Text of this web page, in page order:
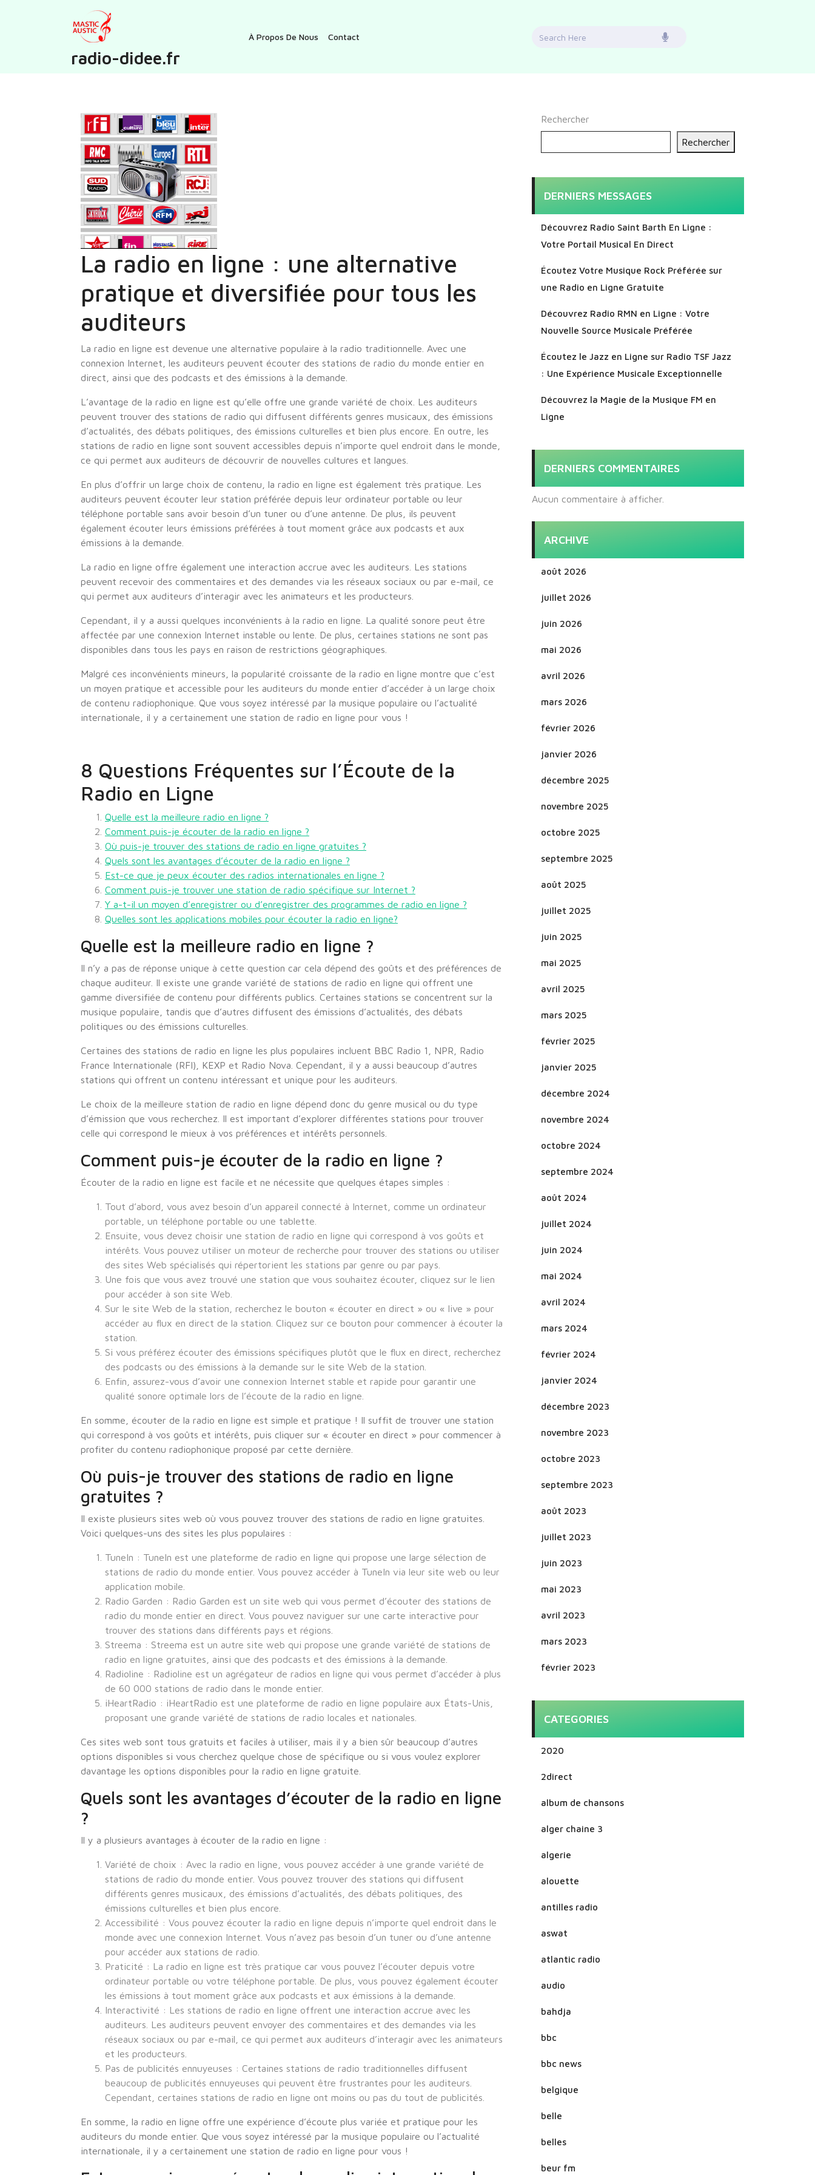
radio-didee.fr
À Propos De Nous Contact
Search
La radio en ligne : une alternative
pratique et diversifiée pour tous les
auditeurs
La radio en ligne est devenue une alternative populaire à la radio traditionnelle. Avec une
connexion Internet, les auditeurs peuvent écouter des stations de radio du monde entier en
direct, ainsi que des podcasts et des émissions à la demande.
L’avantage de la radio en ligne est qu’elle offre une grande variété de choix. Les auditeurs
peuvent trouver des stations de radio qui diffusent différents genres musicaux, des émissions
d’actualités, des débats politiques, des émissions culturelles et bien plus encore. En outre, les
stations de radio en ligne sont souvent accessibles depuis n’importe quel endroit dans le monde,
ce qui permet aux auditeurs de découvrir de nouvelles cultures et langues.
En plus d’offrir un large choix de contenu, la radio en ligne est également très pratique. Les
auditeurs peuvent écouter leur station préférée depuis leur ordinateur portable ou leur
téléphone portable sans avoir besoin d’un tuner ou d’une antenne. De plus, ils peuvent
également écouter leurs émissions préférées à tout moment grâce aux podcasts et aux
émissions à la demande.
La radio en ligne offre également une interaction accrue avec les auditeurs. Les stations
peuvent recevoir des commentaires et des demandes via les réseaux sociaux ou par e-mail, ce
qui permet aux auditeurs d’interagir avec les animateurs et les producteurs.
Cependant, il y a aussi quelques inconvénients à la radio en ligne. La qualité sonore peut être
affectée par une connexion Internet instable ou lente. De plus, certaines stations ne sont pas
disponibles dans tous les pays en raison de restrictions géographiques.
Malgré ces inconvénients mineurs, la popularité croissante de la radio en ligne montre que c’est
un moyen pratique et accessible pour les auditeurs du monde entier d’accéder à un large choix
de contenu radiophonique. Que vous soyez intéressé par la musique populaire ou l’actualité
internationale, il y a certainement une station de radio en ligne pour vous !
8 Questions Fréquentes sur l’Écoute de la
Radio en Ligne
Quelle est la meilleure radio en ligne ?
Comment puis-je écouter de la radio en ligne ?
Où puis-je trouver des stations de radio en ligne gratuites ?
Quels sont les avantages d’écouter de la radio en ligne ?
Est-ce que je peux écouter des radios internationales en ligne ?
Comment puis-je trouver une station de radio spécifique sur Internet ?
Y a-t-il un moyen d’enregistrer ou d’enregistrer des programmes de radio en ligne ?
Quelles sont les applications mobiles pour écouter la radio en ligne?
Quelle est la meilleure radio en ligne ?
Il n’y a pas de réponse unique à cette question car cela dépend des goûts et des préférences de
chaque auditeur. Il existe une grande variété de stations de radio en ligne qui offrent une
gamme diversifiée de contenu pour différents publics. Certaines stations se concentrent sur la
musique populaire, tandis que d’autres diffusent des émissions d’actualités, des débats
politiques ou des émissions culturelles.
Certaines des stations de radio en ligne les plus populaires incluent BBC Radio 1, NPR, Radio
France Internationale (RFI), KEXP et Radio Nova. Cependant, il y a aussi beaucoup d’autres
stations qui offrent un contenu intéressant et unique pour les auditeurs.
Le choix de la meilleure station de radio en ligne dépend donc du genre musical ou du type
d’émission que vous recherchez. Il est important d’explorer différentes stations pour trouver
celle qui correspond le mieux à vos préférences et intérêts personnels.
Comment puis-je écouter de la radio en ligne ?
Écouter de la radio en ligne est facile et ne nécessite que quelques étapes simples :
Tout d’abord, vous avez besoin d’un appareil connecté à Internet, comme un ordinateur
portable, un téléphone portable ou une tablette.
Ensuite, vous devez choisir une station de radio en ligne qui correspond à vos goûts et
intérêts. Vous pouvez utiliser un moteur de recherche pour trouver des stations ou utiliser
des sites Web spécialisés qui répertorient les stations par genre ou par pays.
Une fois que vous avez trouvé une station que vous souhaitez écouter, cliquez sur le lien
pour accéder à son site Web.
Sur le site Web de la station, recherchez le bouton « écouter en direct » ou « live » pour
accéder au flux en direct de la station. Cliquez sur ce bouton pour commencer à écouter la
station.
Si vous préférez écouter des émissions spécifiques plutôt que le flux en direct, recherchez
des podcasts ou des émissions à la demande sur le site Web de la station.
Enfin, assurez-vous d’avoir une connexion Internet stable et rapide pour garantir une
qualité sonore optimale lors de l’écoute de la radio en ligne.
En somme, écouter de la radio en ligne est simple et pratique ! Il suffit de trouver une station
qui correspond à vos goûts et intérêts, puis cliquer sur « écouter en direct » pour commencer à
profiter du contenu radiophonique proposé par cette dernière.
Où puis-je trouver des stations de radio en ligne
gratuites ?
Il existe plusieurs sites web où vous pouvez trouver des stations de radio en ligne gratuites.
Voici quelques-uns des sites les plus populaires :
TuneIn : TuneIn est une plateforme de radio en ligne qui propose une large sélection de
stations de radio du monde entier. Vous pouvez accéder à TuneIn via leur site web ou leur
application mobile.
Radio Garden : Radio Garden est un site web qui vous permet d’écouter des stations de
radio du monde entier en direct. Vous pouvez naviguer sur une carte interactive pour
trouver des stations dans différents pays et régions.
Streema : Streema est un autre site web qui propose une grande variété de stations de
radio en ligne gratuites, ainsi que des podcasts et des émissions à la demande.
Radioline : Radioline est un agrégateur de radios en ligne qui vous permet d’accéder à plus
de 60 000 stations de radio dans le monde entier.
iHeartRadio : iHeartRadio est une plateforme de radio en ligne populaire aux États-Unis,
proposant une grande variété de stations de radio locales et nationales.
Ces sites web sont tous gratuits et faciles à utiliser, mais il y a bien sûr beaucoup d’autres
options disponibles si vous cherchez quelque chose de spécifique ou si vous voulez explorer
davantage les options disponibles pour la radio en ligne gratuite.
Quels sont les avantages d’écouter de la radio en ligne
?
Il y a plusieurs avantages à écouter de la radio en ligne :
Variété de choix : Avec la radio en ligne, vous pouvez accéder à une grande variété de
stations de radio du monde entier. Vous pouvez trouver des stations qui diffusent
différents genres musicaux, des émissions d’actualités, des débats politiques, des
émissions culturelles et bien plus encore.
Accessibilité : Vous pouvez écouter la radio en ligne depuis n’importe quel endroit dans le
monde avec une connexion Internet. Vous n’avez pas besoin d’un tuner ou d’une antenne
pour accéder aux stations de radio.
Praticité : La radio en ligne est très pratique car vous pouvez l’écouter depuis votre
ordinateur portable ou votre téléphone portable. De plus, vous pouvez également écouter
les émissions à tout moment grâce aux podcasts et aux émissions à la demande.
Interactivité : Les stations de radio en ligne offrent une interaction accrue avec les
auditeurs. Les auditeurs peuvent envoyer des commentaires et des demandes via les
réseaux sociaux ou par e-mail, ce qui permet aux auditeurs d’interagir avec les animateurs
et les producteurs.
Pas de publicités ennuyeuses : Certaines stations de radio traditionnelles diffusent
beaucoup de publicités ennuyeuses qui peuvent être frustrantes pour les auditeurs.
Cependant, certaines stations de radio en ligne ont moins ou pas du tout de publicités.
En somme, la radio en ligne offre une expérience d’écoute plus variée et pratique pour les
auditeurs du monde entier. Que vous soyez intéressé par la musique populaire ou l’actualité
internationale, il y a certainement une station de radio en ligne pour vous !
Rechercher
Rechercher
DERNIERS MESSAGES
Découvrez Radio Saint Barth En Ligne :
Votre Portail Musical En Direct
Écoutez Votre Musique Rock Préférée sur
une Radio en Ligne Gratuite
Découvrez Radio RMN en Ligne : Votre
Nouvelle Source Musicale Préférée
Écoutez le Jazz en Ligne sur Radio TSF Jazz
: Une Expérience Musicale Exceptionnelle
Découvrez la Magie de la Musique FM en
Ligne
DERNIERS COMMENTAIRES
Aucun commentaire à afficher.
ARCHIVE
août 2026
juillet 2026
juin 2026
mai 2026
avril 2026
mars 2026
février 2026
janvier 2026
décembre 2025
novembre 2025
octobre 2025
septembre 2025
août 2025
juillet 2025
juin 2025
mai 2025
avril 2025
mars 2025
février 2025
janvier 2025
décembre 2024
novembre 2024
octobre 2024
septembre 2024
août 2024
juillet 2024
juin 2024
mai 2024
avril 2024
mars 2024
février 2024
janvier 2024
décembre 2023
novembre 2023
octobre 2023
septembre 2023
août 2023
juillet 2023
juin 2023
mai 2023
avril 2023
mars 2023
février 2023
CATEGORIES
2020
2direct
album de chansons
alger chaine 3
algerie
alouette
antilles radio
aswat
atlantic radio
audio
bahdja
bbc
bbc news
belgique
belle
belles
beur fm